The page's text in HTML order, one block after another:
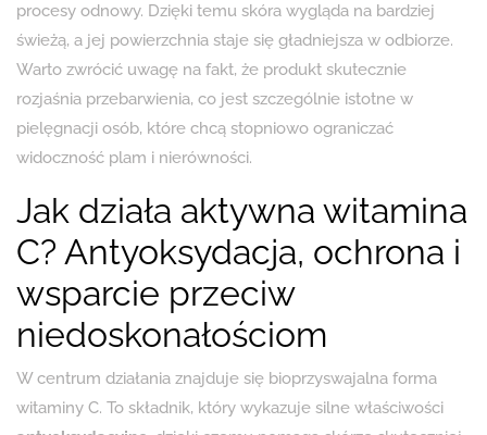
procesy odnowy. Dzięki temu skóra wygląda na bardziej
świeżą, a jej powierzchnia staje się gładniejsza w odbiorze.
Warto zwrócić uwagę na fakt, że produkt skutecznie
rozjaśnia przebarwienia, co jest szczególnie istotne w
pielęgnacji osób, które chcą stopniowo ograniczać
widoczność plam i nierówności.
Jak działa aktywna witamina
C? Antyoksydacja, ochrona i
wsparcie przeciw
niedoskonałościom
W centrum działania znajduje się bioprzyswajalna forma
witaminy C. To składnik, który wykazuje silne właściwości